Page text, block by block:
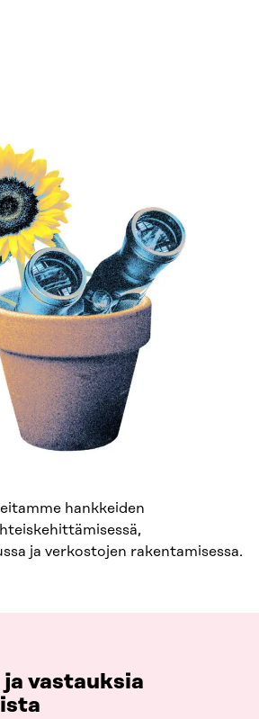
hankkeiden
ja verkostojen rakentamisessa.
vastauksia